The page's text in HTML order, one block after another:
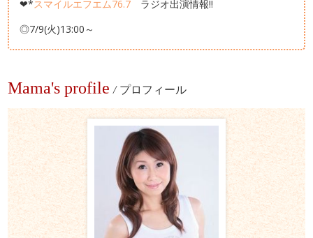
❤*スマイルエフエム76.7 ラジオ出演情報!!
◎7/9(火)13:00～
Mama's profile / プロフィール